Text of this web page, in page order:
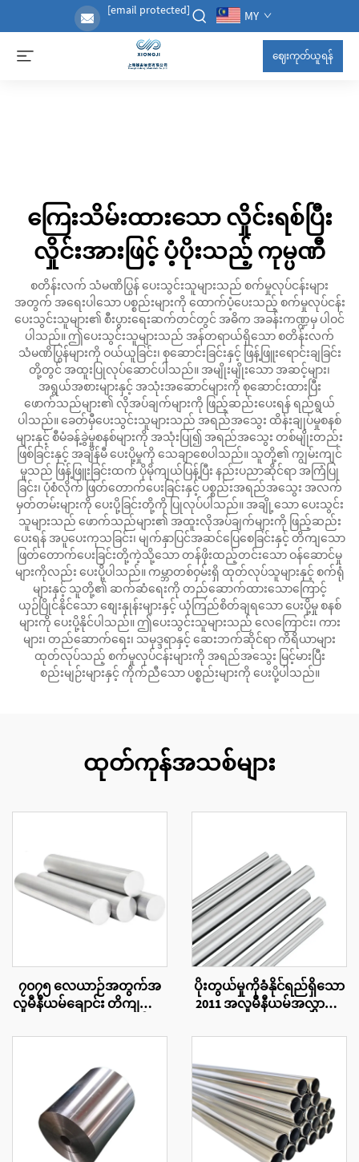
[email protected] MY
ဈေးကုတ်ယူရန်
ကြေးသိမ်းထားသော လှိုင်းရစ်ပြီး
လှိုင်းအားဖြင့် ပံ့ပိုးသည့် ကုမ္ပဏီ
စတိန်းလက် သံမဏိပြွန် ပေးသွင်းသူများသည် စက်မှုလုပ်ငန်းများ
အတွက် အရေးပါသော ပစ္စည်းများကို ထောက်ပံ့ပေးသည့် စက်မှုလုပ်ငန်း
ပေးသွင်းသူများ၏ စီးပွားရေးဆက်တင်တွင် အဓိက အခန်းကဏ္ဍမှ ပါဝင်
ပါသည်။ ဤပေးသွင်းသူများသည် အန်တရာယ်ရှိသော စတိန်းလက်
သံမဏိပြွန်များကို ဝယ်ယူခြင်း၊ စုဆောင်းခြင်းနှင့် ဖြန့်ဖြူးရောင်းချခြင်း
တို့တွင် အထူးပြုလုပ်ဆောင်ပါသည်။ အမျိုးမျိုးသော အဆင့်များ၊
အရွယ်အစားများနှင့် အသုံးအဆောင်များကို စုဆောင်းထားပြီး
ဖောက်သည်များ၏ လိုအပ်ချက်များကို ဖြည့်ဆည်းပေးရန် ရည်ရွယ်
ပါသည်။ ခေတ်မှီပေးသွင်းသူများသည် အရည်အသွေး ထိန်းချုပ်မှုစနစ်
များနှင့် စီမံခန့်ခွဲမှုစနစ်များကို အသုံးပြု၍ အရည်အသွေး တစ်မျိုးတည်း
ဖြစ်ခြင်းနှင့် အချိန်မီ ပေးပို့မှုကို သေချာစေပါသည်။ သူတို့၏ ကျွမ်းကျင်
မှုသည် ဖြန့်ဖြူးခြင်းထက် ပိုမိုကျယ်ပြန့်ပြီး နည်းပညာဆိုင်ရာ အကြံပြု
ခြင်း၊ ပုံစံလိုက် ဖြတ်တောက်ပေးခြင်းနှင့် ပစ္စည်းအရည်အသွေး အလက်
မှတ်တမ်းများကို ပေးပို့ခြင်းတို့ကို ပြုလုပ်ပါသည်။ အချို့သော ပေးသွင်း
သူများသည် ဖောက်သည်များ၏ အထူးလိုအပ်ချက်များကို ဖြည့်ဆည်း
ပေးရန် အပူပေးကုသခြင်း၊ မျက်နှာပြင်အဆင်ပြေစေခြင်းနှင့် တိကျသော
ဖြတ်တောက်ပေးခြင်းတို့ကဲ့သို့သော တန်ဖိုးထည့်တင်းသော ဝန်ဆောင်မှု
များကိုလည်း ပေးပို့ပါသည်။ ကမ္ဘာတစ်ဝှမ်းရှိ ထုတ်လုပ်သူများနှင့် စက်ရုံ
များနှင့် သူတို့၏ ဆက်ဆံရေးကို တည်ဆောက်ထားသောကြောင့်
ယှဉ်ပြိုင်နိုင်သော စျေးနှုန်းများနှင့် ယုံကြည်စိတ်ချရသော ပေးပို့မှု စနစ်
များကို ပေးပို့နိုင်ပါသည်။ ဤပေးသွင်းသူများသည် လေကြောင်း၊ ကား
များ၊ တည်ဆောက်ရေး၊ သမုဒ္ဒရာနှင့် ဆေးဘက်ဆိုင်ရာ ကိရိယာများ
ထုတ်လုပ်သည့် စက်မှုလုပ်ငန်းများကို အရည်အသွေး မြင့်မားပြီး
စည်းမျဉ်းများနှင့် ကိုက်ညီသော ပစ္စည်းများကို ပေးပို့ပါသည်။
ထုတ်ကုန်အသစ်များ
၇၀၇၅ လေယာဉ်အတွက်အ
လူမီနီယမ်ချောင်း တိကျသော
ပေါင်းစပ်ဘာသား
ပိုးတွယ်မှုကိုခံနိုင်ရည်ရှိသော
2011 အလူမီနီယမ်အလွှာပြွန်